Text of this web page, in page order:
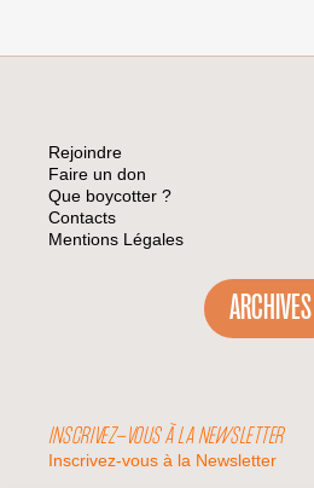
Rejoindre
Faire un don
Que boycotter ?
Contacts
Mentions Légales
ARCHIVES
INSCRIVEZ-VOUS À LA NEWSLETTER
Inscrivez-vous à la Newsletter